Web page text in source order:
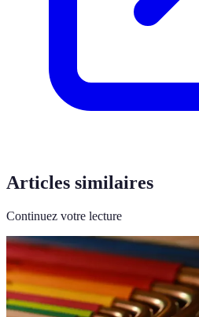
Articles similaires
Continuez votre lecture